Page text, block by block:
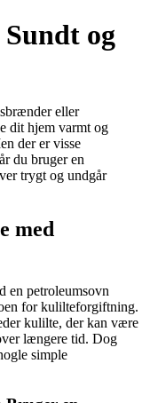
og
eller
dit hjem varmt og
der er visse
du bruger en
trygt og undgår
med
en petroleumsovn
for kulilteforgiftning.
kulilte, der kan være
længere tid. Dog
simple